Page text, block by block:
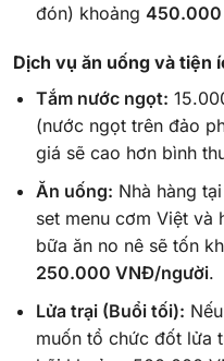
đón) khoảng 450.000
Dịch vụ ăn uống và tiện
Tắm nước ngọt:
(nước ngọt trên đảo
giá sẽ cao hơn bình
Ăn uống: Nhà hàng
set menu cơm Việt và
bữa ăn no nê sẽ tốn
250.000 VNĐ/người.
Lửa trại (Buổi tối):
muốn tổ chức đốt lửa